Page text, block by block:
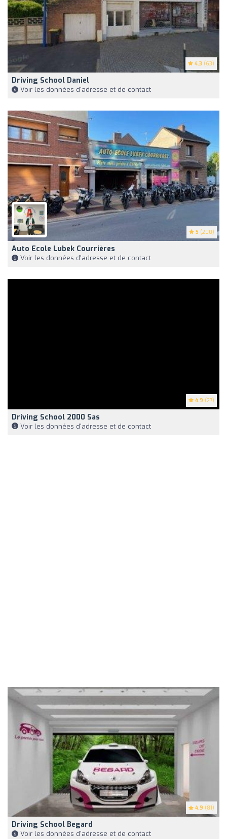
4.3 (63)
Driving School Daniel
Voir les données d'adresse et de contact
5 (200)
Auto Ecole Lubek Courrières
Voir les données d'adresse et de contact
4.9 (27)
Driving School 2000 Sas
Voir les données d'adresse et de contact
4.9 (81)
Driving School Begard
Voir les données d'adresse et de contact